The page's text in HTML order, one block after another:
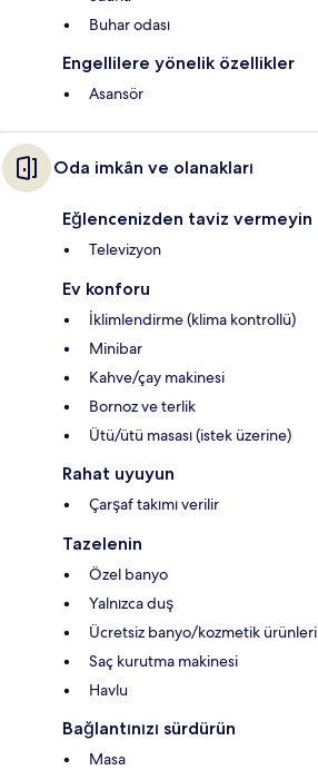
Buhar odası
Engellilere yönelik özellikler
Asansör
Oda imkân ve olanakları
Eğlencenizden taviz vermeyin
Televizyon
Ev konforu
İklimlendirme (klima kontrollü)
Minibar
Kahve/çay makinesi
Bornoz ve terlik
Ütü/ütü masası (istek üzerine)
Rahat uyuyun
Çarşaf takımı verilir
Tazelenin
Özel banyo
Yalnızca duş
Ücretsiz banyo/kozmetik ürünleri
Saç kurutma makinesi
Havlu
Bağlantınızı sürdürün
Masa